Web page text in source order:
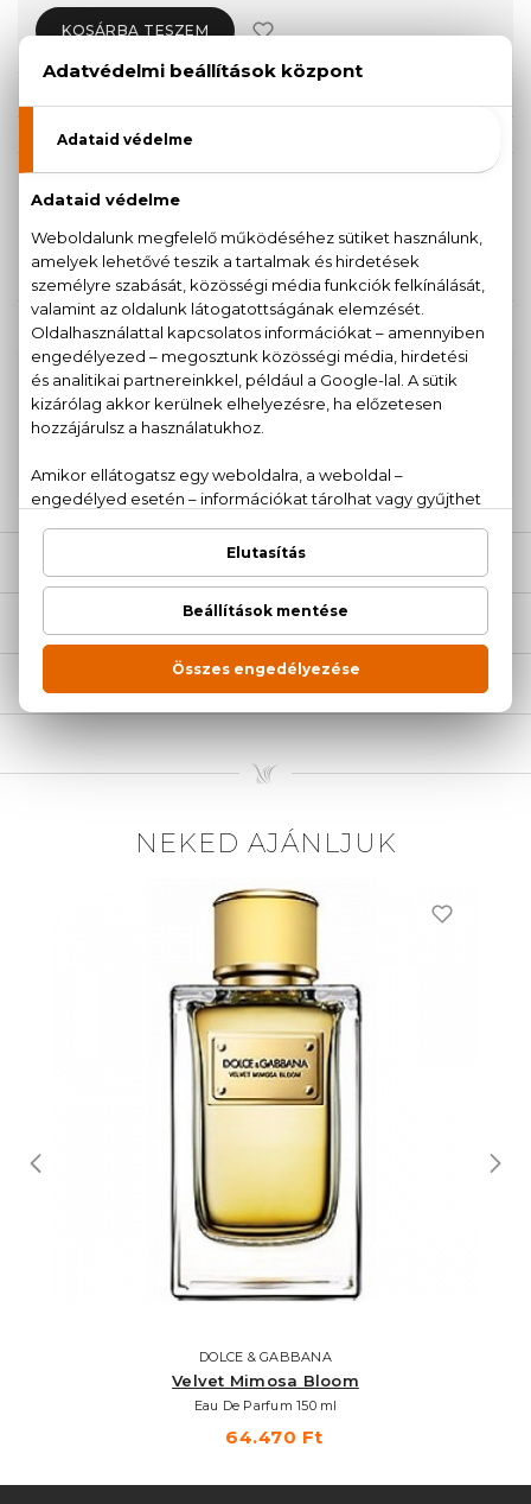
KOSÁRBA TESZEM
KAPCSOLÓDÓ TERMÉKEK
100% eredeti termékek,14 napos visszaküldési
garanciával
Kérdésed van, elakadtál? Hívd ügyfélszolgálatunkat:
NEKED AJÁNLJUK
DOLCE & GABBANA
Velvet Mimosa Bloom
Eau De Parfum 150 ml
64.470 Ft